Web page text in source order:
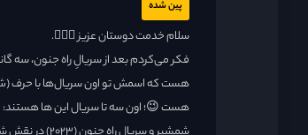
پین شده
سلام خدمت دوستان عزیز 🙋🏻‍♀️.
فکر می‌کردم بعد از سریالِ راه جنون، سه
هست که اسمش تو اون سریال‌ها با حرف (ش)